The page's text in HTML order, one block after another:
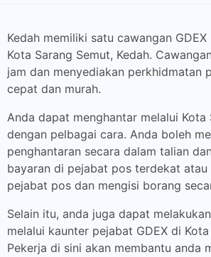
Kedah memiliki satu cawangan
Kota Sarang Semut, Kedah.
jam dan menyediakan perkhidmatan
cepat dan murah.
Anda dapat menghantar melalui Kota
dengan pelbagai cara. Anda boleh
penghantaran secara dalam talian
bayaran di pejabat pos terdekat
pejabat pos dan mengisi borang
Selain itu, anda juga dapat
melalui kaunter pejabat GDEX di
Pekerja di sini akan membantu anda